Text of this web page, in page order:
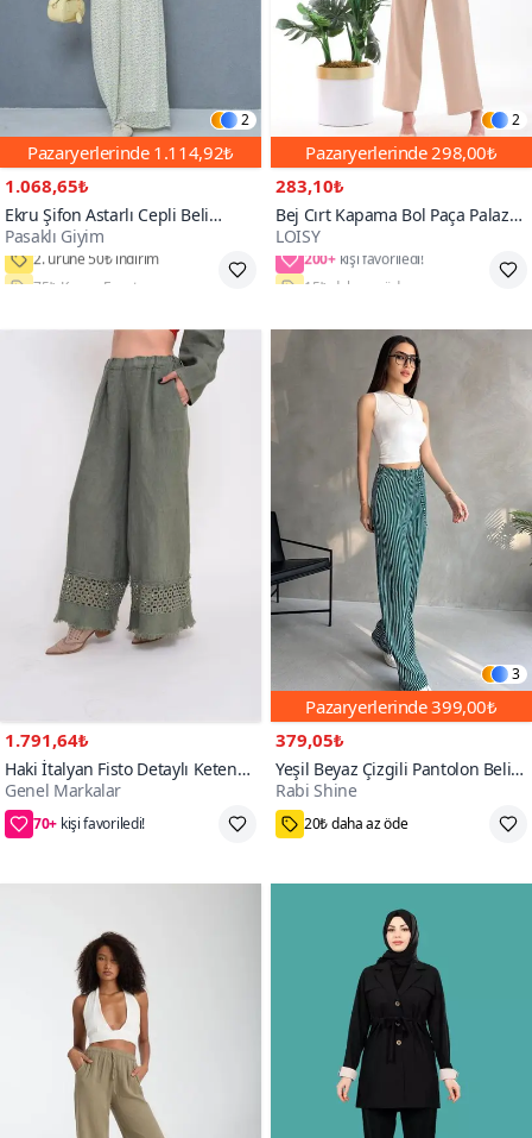
2
Pazaryerlerinde 1.114,92₺
1.068,65₺
Ekru Şifon Astarlı Cepli Beli
Lastikli Çiçek Desenli Bol Paça
Pantolon
Pasaklı Giyim
75₺ Kupon Fırsatı
2
Pazaryerlerinde298,00₺
283,10₺
Bej Cırt Kapama Bol Paça Palazzo
Pantolon
LOISY
200+
15₺ daha az öde
1.791,64₺
Haki İtalyan Fisto Detaylı Keten
Pantolon
Genel Markalar
70+
Standart
3
Pazaryerlerinde399,00₺
379,05₺
Yeşil Beyaz Çizgili Pantolon Beli
Lastikli Bürümcük
Rabi Shine
S,M,L